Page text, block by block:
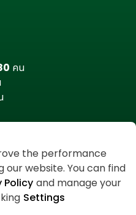
คน
the performance
our website. You can find
Policy and manage your
Settings